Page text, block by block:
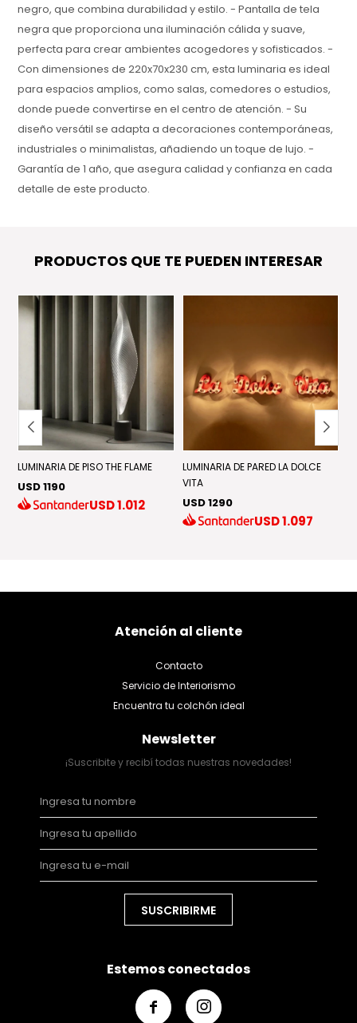
negro, que combina durabilidad y estilo. - Pantalla de tela
negra que proporciona una iluminación cálida y suave,
perfecta para crear ambientes acogedores y sofisticados. -
Con dimensiones de 220x70x230 cm, esta luminaria es ideal
para espacios amplios, como salas, comedores o estudios,
donde puede convertirse en el centro de atención. - Su
diseño versátil se adapta a decoraciones contemporáneas,
industriales o minimalistas, añadiendo un toque de lujo. -
Garantía de 1 año, que asegura calidad y confianza en cada
detalle de este producto.
PRODUCTOS QUE TE PUEDEN INTERESAR
LUMINARIA DE PISO THE FLAME
USD 1190
USD1.012
LUMINARIA DE PARED LA DOLCE
VITA
USD 1290
USD1.097
Atención al cliente
Contacto
Servicio de Interiorismo
Encuentra tu colchón ideal
Newsletter
¡Suscribite y recibí todas nuestras novedades!
SUSCRIBIRME
Estemos conectados
 